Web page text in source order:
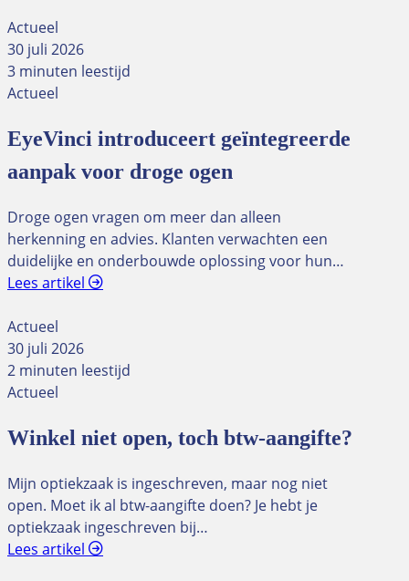
Actueel
30 juli 2026
3 minuten leestijd
Actueel
EyeVinci introduceert geïntegreerde
aanpak voor droge ogen
Droge ogen vragen om meer dan alleen
herkenning en advies. Klanten verwachten een
duidelijke en onderbouwde oplossing voor hun…
Lees artikel
Actueel
30 juli 2026
2 minuten leestijd
Actueel
Winkel niet open, toch btw-aangifte?
Mijn optiekzaak is ingeschreven, maar nog niet
open. Moet ik al btw-aangifte doen? Je hebt je
optiekzaak ingeschreven bij…
Lees artikel